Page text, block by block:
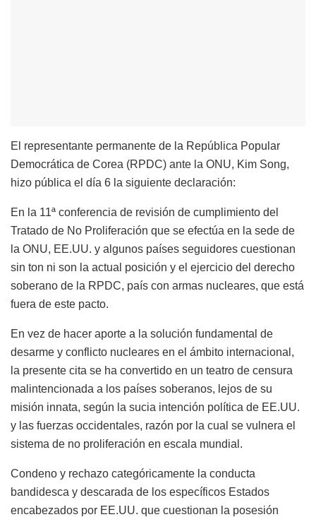
El representante permanente de la República Popular
Democrática de Corea (RPDC) ante la ONU, Kim Song,
hizo pública el día 6 la siguiente declaración:
En la 11ª conferencia de revisión de cumplimiento del
Tratado de No Proliferación que se efectúa en la sede de
la ONU, EE.UU. y algunos países seguidores cuestionan
sin ton ni son la actual posición y el ejercicio del derecho
soberano de la RPDC, país con armas nucleares, que está
fuera de este pacto.
En vez de hacer aporte a la solución fundamental de
desarme y conflicto nucleares en el ámbito internacional,
la presente cita se ha convertido en un teatro de censura
malintencionada a los países soberanos, lejos de su
misión innata, según la sucia intención política de EE.UU.
y las fuerzas occidentales, razón por la cual se vulnera el
sistema de no proliferación en escala mundial.
Condeno y rechazo categóricamente la conducta
bandidesca y descarada de los específicos Estados
encabezados por EE.UU. que cuestionan la posesión